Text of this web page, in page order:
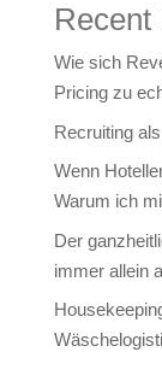
Recent
Wie sich
Pricing zu
Recruiting
Wenn
Warum ich
Der
immer allein